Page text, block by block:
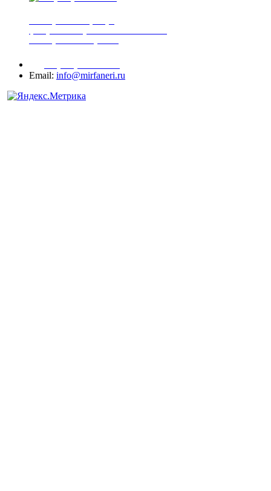
Email: info@mirfaneri.ru